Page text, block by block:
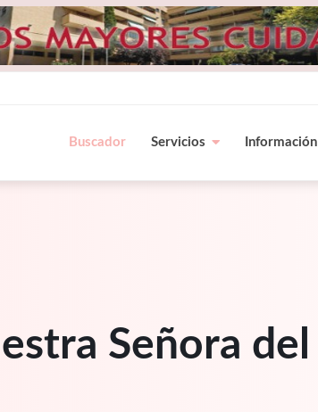
Buscador Servicios Información
Señora del